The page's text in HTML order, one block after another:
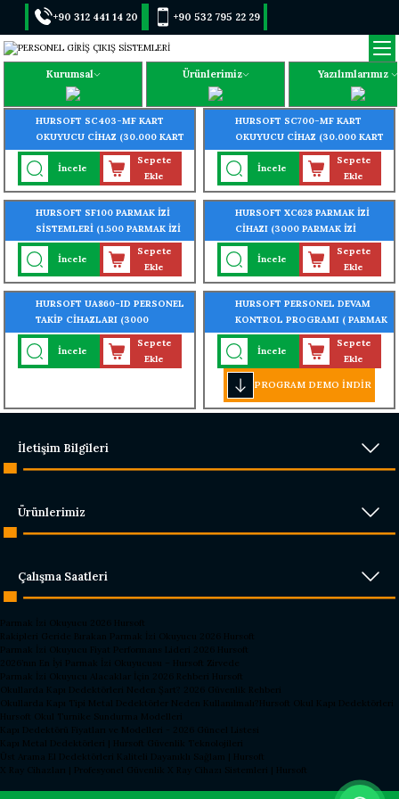
+90 312 441 14 20 +90 532 795 22 29
Kurumsal Ürünlerimiz Yazılımlarımız
HURSOFT SC403-MF KART
OKUYUCU CİHAZ (30.000 KART
- 30.000 ŞİFRE OKUMA
ÖZELLİĞİ)
İncele
Sepete
Ekle
HURSOFT SC700-MF KART
OKUYUCU CİHAZ (30.000 KART
- 30.000 ŞİFRE OKUMA
ÖZELLİĞİ)
İncele
Sepete
Ekle
HURSOFT SF100 PARMAK İZİ
SİSTEMLERİ (1.500 PARMAK İZİ
OKUMA ÖZELLİĞİ)
İncele
Sepete
Ekle
HURSOFT XC628 PARMAK İZİ
CİHAZI (3000 PARMAK İZİ
OKUMA ÖZELLİĞİ)
İncele
Sepete
Ekle
HURSOFT UA860-ID PERSONEL
TAKİP CİHAZLARI (3000
PARMAK İZİ OKUMA ÖZELLİĞİ)
İncele
Sepete
Ekle
HURSOFT PERSONEL DEVAM
KONTROL PROGRAMI ( PARMAK
İZİ - KARTLI - YÜZ TANIMALI -
TURNİKE GEÇİŞ SİSTEMLİ)
İncele
Sepete
Ekle
PROGRAM DEMO İNDİR
İletişim Bilgileri
Ürünlerimiz
Çalışma Saatleri
Parmak İzi Okuyucu 2026 Hursoft
Rakipleri Geride Bırakan Parmak İzi Okuyucu 2026 Hursoft
Parmak İzi Okuyucu Fiyat Performans Lideri 2026 Hursoft
2026’nın En İyi Parmak İzi Okuyucusu – Hursoft Zirvede
Parmak İzi Okuyucu Alacaklar İçin 2026 Rehberi Hursoft
Okullarda Kapı Dedektörleri Neden Şart? 2026 Güvenlik Rehberi
Okullarda Kapı Tipi Metal Dedektörler Neden Kullanılmalı?Hursoft Okul Kapı Dedektörleri
Hursoft Okul Turnike Sundurma Modelleri
Kapı Dedektörü Fiyatları ve Modelleri - 2026 Güncel Listesi
Kapı Metal Dedektörleri | Hursoft Güvenlik Teknolojileri
Üst Arama El Dedektörleri Kaliteli Dayanıklı Sağlam | Hursoft
X Ray Cihazları | Profesyonel Güvenlik X Ray Cihazı Sistemleri | Hursoft